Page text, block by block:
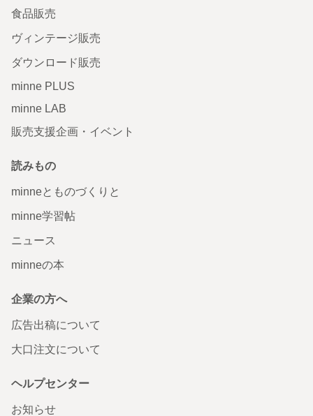
食品販売
ヴィンテージ販売
ダウンロード販売
minne PLUS
minne LAB
販売支援企画・イベント
読みもの
minneとものづくりと
minne学習帖
ニュース
minneの本
企業の方へ
広告出稿について
大口注文について
ヘルプセンター
お知らせ